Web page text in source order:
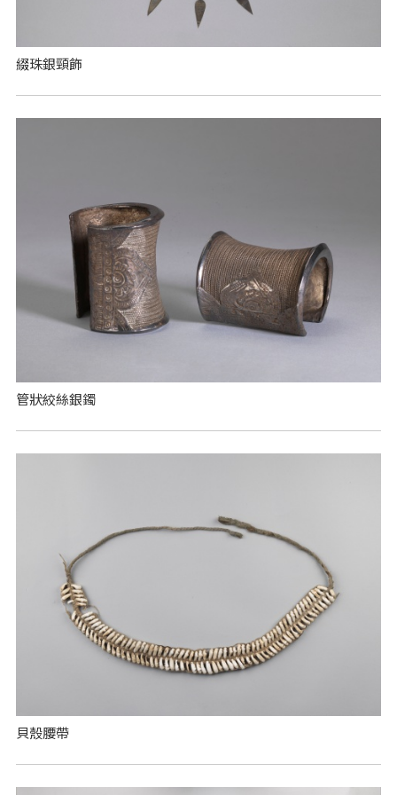
綴珠銀頸飾
管狀絞絲銀鐲
貝殼腰帶